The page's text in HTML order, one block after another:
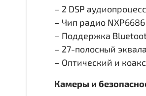
– 2 DSP
– Чип радио NXP6686
– Поддержка
– 27-полосный
– Оптический и
Камеры и